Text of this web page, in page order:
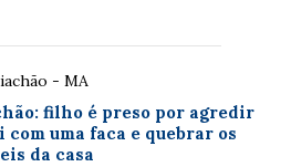
- MA
filho é preso por agredir
com uma faca e quebrar os
da casa